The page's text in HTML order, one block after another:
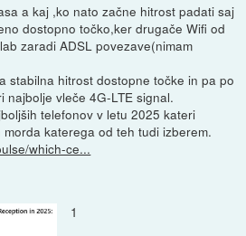
a kaj ,ko nato začne hitrost padati saj
dostopno točko,ker drugače Wifi od
zaradi ADSL povezave(nimam
stabilna hitrost dostopne točke in pa po
najbolje vleče 4G-LTE signal.
telefonov v letu 2025 kateri
katerega od teh tudi izberem.
which-ce...
1